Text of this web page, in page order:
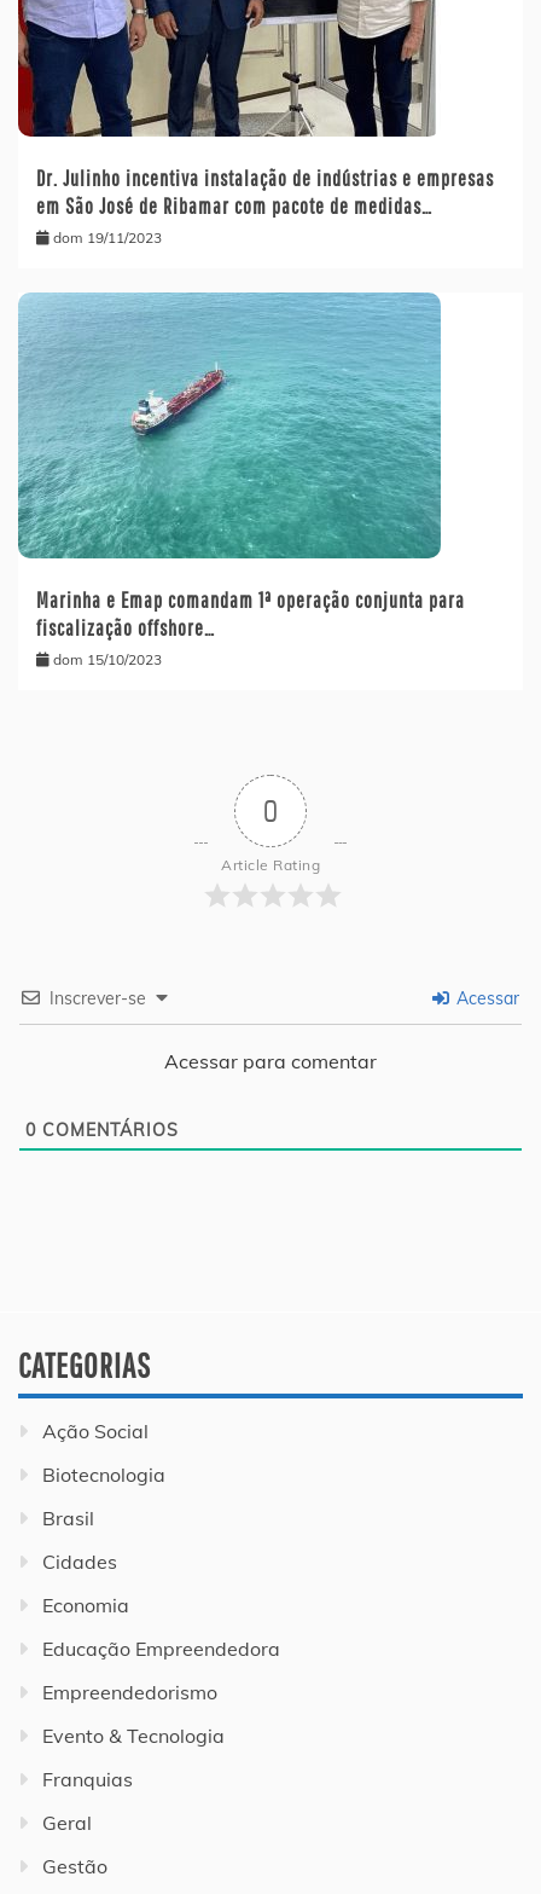
Dr. Julinho incentiva instalação de indústrias e empresas
em São José de Ribamar com pacote de medidas…
dom 19/11/2023
Marinha e Emap comandam 1ª operação conjunta para
fiscalização offshore…
dom 15/10/2023
0
Article Rating
Inscrever-se Acessar
Acessar para comentar
0 COMENTÁRIOS
CATEGORIAS
Ação Social
Biotecnologia
Brasil
Cidades
Economia
Educação Empreendedora
Empreendedorismo
Evento & Tecnologia
Franquias
Geral
Gestão